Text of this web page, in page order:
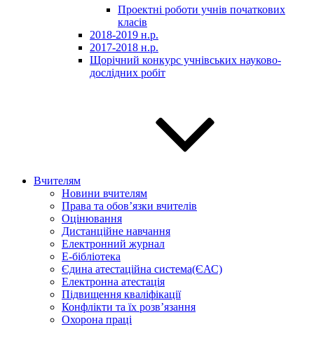
Проектні роботи учнів початкових
класів
2018-2019 н.р.
2017-2018 н.р.
Щорічний конкурс учнівських науково-
дослідних робіт
Вчителям
Новини вчителям
Права та обов’язки вчителів
Оцінювання
Дистанційне навчання
Електронний журнал
E-бібліотека
Єдина атестаційна система(ЄАС)
Електронна атестація
Підвищення кваліфікації
Конфлікти та їх розв’язання
Охорона праці